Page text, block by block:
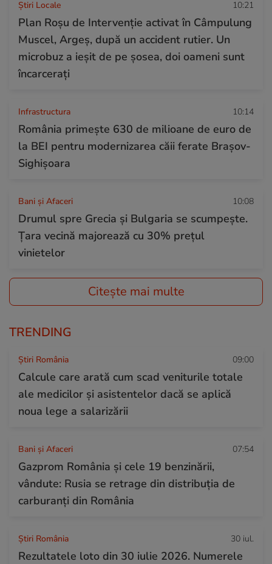
Știri Locale 10:21
Plan Roșu de Intervenție activat în Câmpulung
Muscel, Argeș, după un accident rutier. Un
microbuz a ieșit de pe șosea, doi oameni sunt
încarcerați
Infrastructura 10:14
România primește 630 de milioane de euro de
la BEI pentru modernizarea căii ferate Brașov-
Sighișoara
Bani și Afaceri 10:08
Drumul spre Grecia și Bulgaria se scumpește.
Țara vecină majorează cu 30% prețul
vinietelor
Citește mai multe
TRENDING
Știri România 09:00
Calcule care arată cum scad veniturile totale
ale medicilor și asistentelor dacă se aplică
noua lege a salarizării
Bani și Afaceri 07:54
Gazprom România și cele 19 benzinării,
vândute: Rusia se retrage din distribuția de
carburanți din România
Știri România 30 iul.
Rezultatele loto din 30 iulie 2026. Numerele